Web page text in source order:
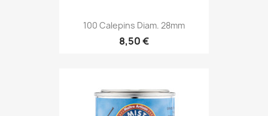
100 Calepins Diam. 28mm
8,50 €